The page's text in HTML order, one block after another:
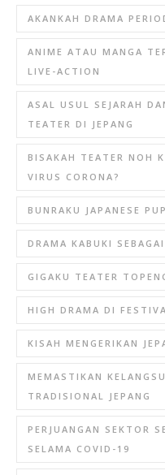
AKANKAH DRAMA
ANIME ATAU MANGA
LIVE-ACTION
ASAL USUL SEJARAH
TEATER DI JEPANG
BISAKAH TEATER NOH
VIRUS CORONA?
BUNRAKU JAPANESE
DRAMA KABUKI
GIGAKU TEATER
HIGH DRAMA DI
KISAH MENGERIKAN
MEMASTIKAN
TRADISIONAL JEPANG
PERJUANGAN SEKTOR
SELAMA COVID-19